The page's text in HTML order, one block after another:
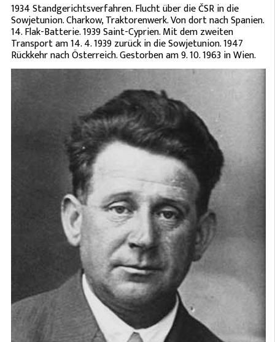
1934 Standgerichtsverfahren. Flucht über die ČSR in die
Sowjetunion. Charkow, Traktorenwerk. Von dort nach Spanien.
14. Flak-Batterie. 1939 Saint-Cyprien. Mit dem zweiten
Transport am 14. 4. 1939 zurück in die Sowjetunion. 1947
Rückkehr nach Österreich. Gestorben am 9. 10. 1963 in Wien.